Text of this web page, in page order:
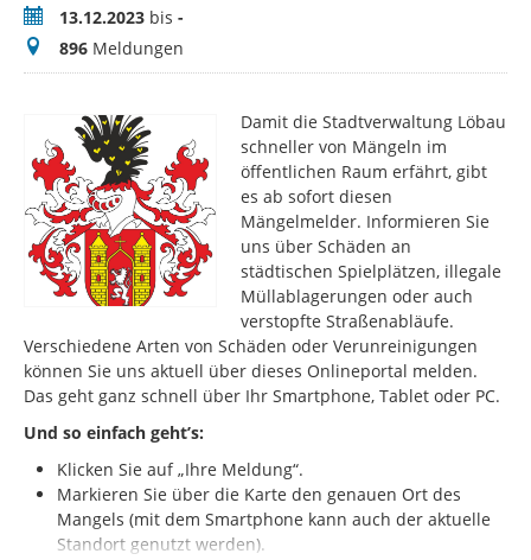
Zeitraum13.12.2023 bis -
Meldungen
896 Meldungen
Damit die Stadtverwaltung Löbau
schneller von Mängeln im
öffentlichen Raum erfährt, gibt
es ab sofort diesen
Mängelmelder. Informieren Sie
uns über Schäden an
städtischen Spielplätzen, illegale
Müllablagerungen oder auch
verstopfte Straßenabläufe.
Verschiedene Arten von Schäden oder Verunreinigungen
können Sie uns aktuell über dieses Onlineportal melden.
Das geht ganz schnell über Ihr Smartphone, Tablet oder PC.
Und so einfach geht’s:
Klicken Sie auf „Ihre Meldung“.
Markieren Sie über die Karte den genauen Ort des
Mangels (mit dem Smartphone kann auch der aktuelle
Standort genutzt werden).